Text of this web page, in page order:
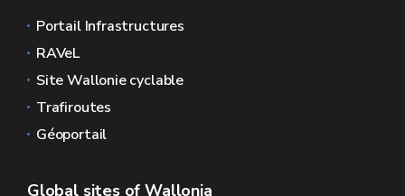
Portail Infrastructures
RAVeL
Site Wallonie cyclable
Trafiroutes
Géoportail
Global sites of Wallonia